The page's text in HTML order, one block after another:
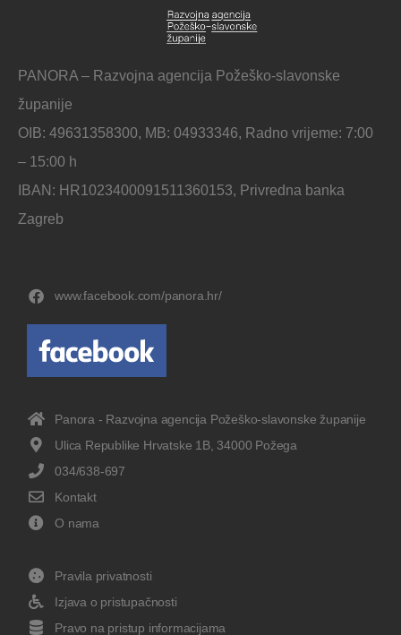
PANORA – Razvojna agencija Požeško-slavonske
županije
OIB: 49631358300, MB: 04933346, Radno vrijeme: 7:00
– 15:00 h
IBAN: HR1023400091511360153, Privredna banka
Zagreb
www.facebook.com/panora.hr/
Panora - Razvojna agencija Požeško-slavonske županije
Ulica Republike Hrvatske 1B, 34000 Požega
034/638-697
Kontakt
O nama
Pravila privatnosti
Izjava o pristupačnosti
Pravo na pristup informacijama